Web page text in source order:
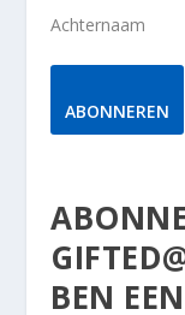
Achternaam
ABONNEREN
BEN